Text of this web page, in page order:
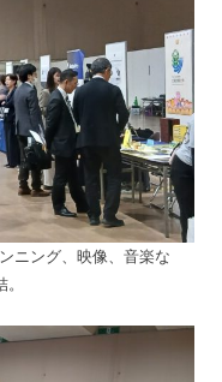
ニング、映像、音楽な